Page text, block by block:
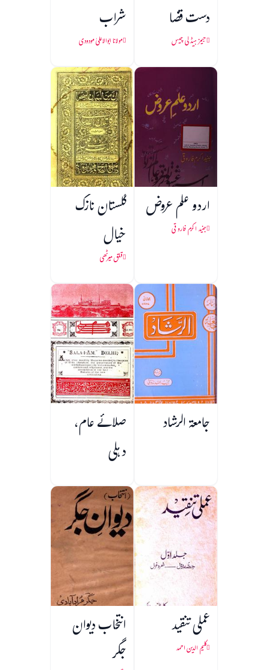
دست قضا
جیمز ہیڈلی چیس
شراب
مولانا ابوالاعلیٰ مودودی
اردو علم عروض
جنید اکرم فاروقی
گلستان نازک
خیال
قلق میرٹھی
جامعۃ الرشاد صلائے عام،
دہلی
عملی تنقید
کلیم الدین احمد
انتخاب دیوان
جگر